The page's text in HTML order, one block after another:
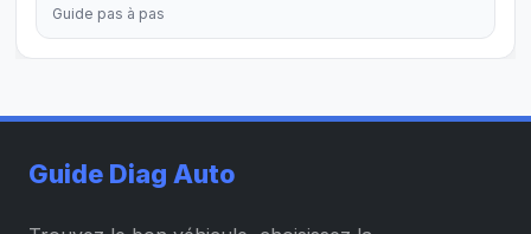
Guide pas à pas
Guide Diag Auto